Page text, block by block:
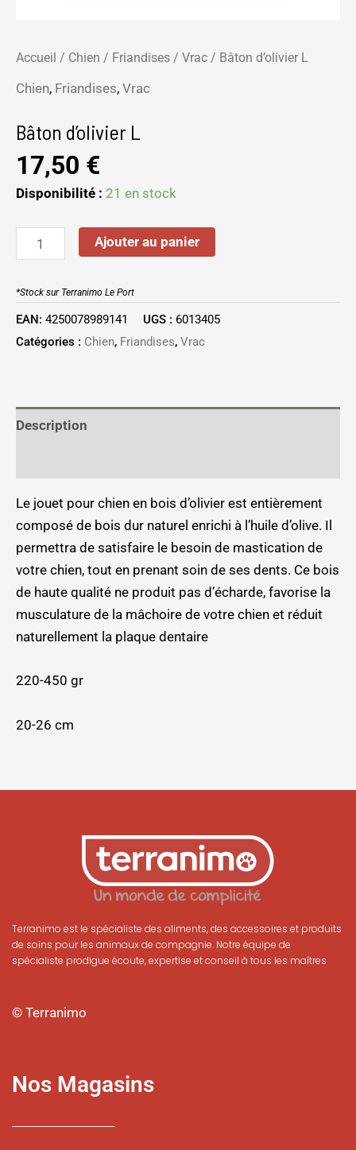
Accueil / Chien / Friandises / Vrac / Bâton d’olivier L
Chien, Friandises, Vrac
Bâton d’olivier L
17,50 €
Disponibilité : 21 en stock
Ajouter au panier
*Stock sur Terranimo Le Port
EAN: 4250078989141 UGS : 6013405
Catégories : Chien, Friandises, Vrac
Description
Le jouet pour chien en bois d’olivier est entièrement
composé de bois dur naturel enrichi à l’huile d’olive. Il
permettra de satisfaire le besoin de mastication de
votre chien, tout en prenant soin de ses dents. Ce bois
de haute qualité ne produit pas d’écharde, favorise la
musculature de la mâchoire de votre chien et réduit
naturellement la plaque dentaire
220-450 gr
20-26 cm
Terranimo est le spécialiste des aliments, des accessoires et produits
de soins pour les animaux de compagnie. Notre équipe de
spécialiste prodigue écoute, expertise et conseil à tous les maîtres
© Terranimo
Nos Magasins